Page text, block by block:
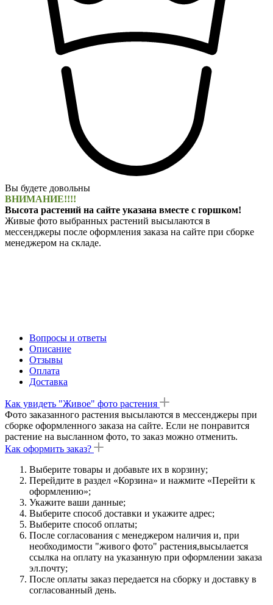
Вы будете довольны
ВНИМАНИЕ!!!!
Высота растений на сайте указана вместе с горшком!
Живые фото выбранных растений высылаются в
мессенджеры после оформления заказа на сайте при сборке
менеджером на складе.
Вопросы и ответы
Описание
Отзывы
Оплата
Доставка
Как увидеть "Живое" фото растения
Фото заказанного растения высылаются в мессенджеры при
сборке оформленного заказа на сайте. Если не понравится
растение на высланном фото, то заказ можно отменить.
Как оформить заказ?
Выберите товары и добавьте их в корзину;
Перейдите в раздел «Корзина» и нажмите «Перейти к
оформлению»;
Укажите ваши данные;
Выберите способ доставки и укажите адрес;
Выберите способ оплаты;
После согласования с менеджером наличия и, при
необходимости "живого фото" растения,высылается
ссылка на оплату на указанную при оформлении заказа
эл.почту;
После оплаты заказ передается на сборку и доставку в
согласованный день.